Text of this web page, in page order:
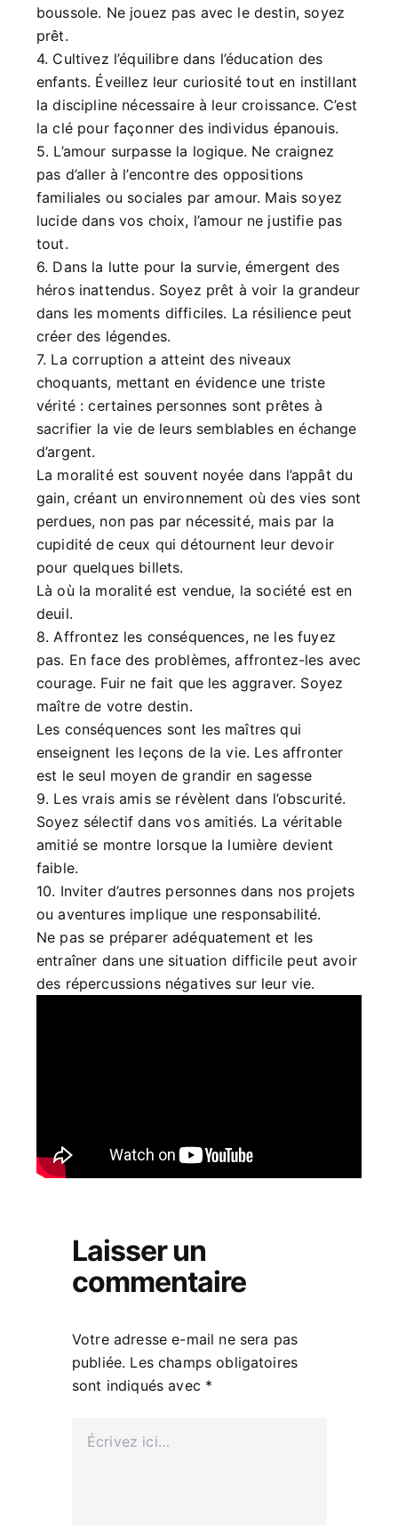
boussole. Ne jouez pas avec le destin, soyez
prêt.
4. Cultivez l’équilibre dans l’éducation des
enfants. Éveillez leur curiosité tout en instillant
la discipline nécessaire à leur croissance. C’est
la clé pour façonner des individus épanouis.
5. L’amour surpasse la logique. Ne craignez
pas d’aller à l’encontre des oppositions
familiales ou sociales par amour. Mais soyez
lucide dans vos choix, l’amour ne justifie pas
tout.
6. Dans la lutte pour la survie, émergent des
héros inattendus. Soyez prêt à voir la grandeur
dans les moments difficiles. La résilience peut
créer des légendes.
7. La corruption a atteint des niveaux
choquants, mettant en évidence une triste
vérité : certaines personnes sont prêtes à
sacrifier la vie de leurs semblables en échange
d’argent.
La moralité est souvent noyée dans l’appât du
gain, créant un environnement où des vies sont
perdues, non pas par nécessité, mais par la
cupidité de ceux qui détournent leur devoir
pour quelques billets.
Là où la moralité est vendue, la société est en
deuil.
8. Affrontez les conséquences, ne les fuyez
pas. En face des problèmes, affrontez-les avec
courage. Fuir ne fait que les aggraver. Soyez
maître de votre destin.
Les conséquences sont les maîtres qui
enseignent les leçons de la vie. Les affronter
est le seul moyen de grandir en sagesse
9. Les vrais amis se révèlent dans l’obscurité.
Soyez sélectif dans vos amitiés. La véritable
amitié se montre lorsque la lumière devient
faible.
10. Inviter d’autres personnes dans nos projets
ou aventures implique une responsabilité.
Ne pas se préparer adéquatement et les
entraîner dans une situation difficile peut avoir
des répercussions négatives sur leur vie.
Laisser un
commentaire
Votre adresse e-mail ne sera pas
publiée. Les champs obligatoires
sont indiqués avec *
ici…